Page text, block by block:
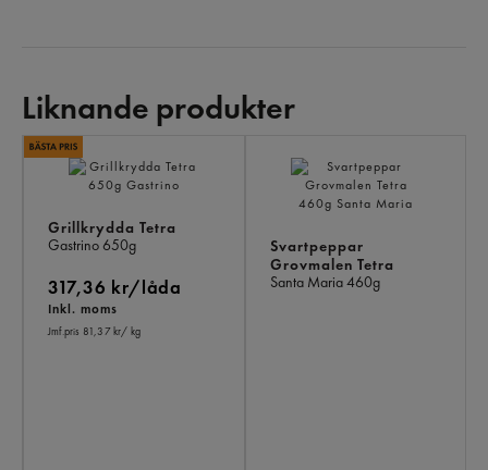
Liknande produkter
Grillkrydda Tetra
Gastrino 650g
317,36 kr/låda
Inkl. moms
Jmf.pris 81,37 kr/ kg
Svartpeppar
Grovmalen Tetra
Santa Maria460g